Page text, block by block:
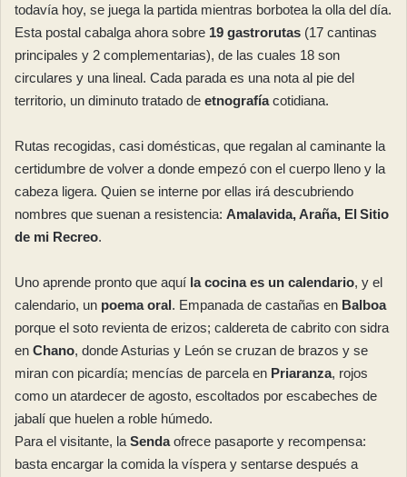
todavía hoy, se juega la partida mientras borbotea la olla del día.
Esta postal cabalga ahora sobre 19 gastrorutas (17 cantinas
principales y 2 complementarias), de las cuales 18 son
circulares y una lineal. Cada parada es una nota al pie del
territorio, un diminuto tratado de etnografíacotidiana.
Rutas recogidas, casi domésticas, que regalan al caminante la
certidumbre de volver a donde empezó con el cuerpo lleno y la
cabeza ligera. Quien se interne por ellas irá descubriendo
nombres que suenan a resistencia: Amalavida, Araña, El Sitio
de mi Recreo.
Uno aprende pronto que aquí la cocina es un calendario, y el
calendario, un poema oral. Empanada de castañas en Balboa
porque el soto revienta de erizos; caldereta de cabrito con sidra
en Chano, donde Asturias y León se cruzan de brazos y se
miran con picardía; mencías de parcela en Priaranza, rojos
como un atardecer de agosto, escoltados por escabeches de
jabalí que huelen a roble húmedo.
Para el visitante, la Sendaofrece pasaporte y recompensa:
basta encargar la comida la víspera y sentarse después a